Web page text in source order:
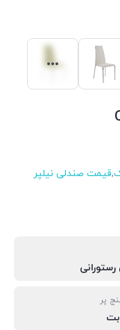
,قیمت صندلی نیلپر
پر